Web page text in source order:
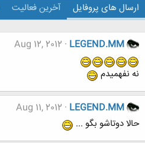
ارسال های پروفایل آخرین فعالیت
LEGEND.MM
Aug 12, 2012
نه نفهمیدم
LEGEND.MM
Aug 11, 2012
حالا دوتاشو بگو ...